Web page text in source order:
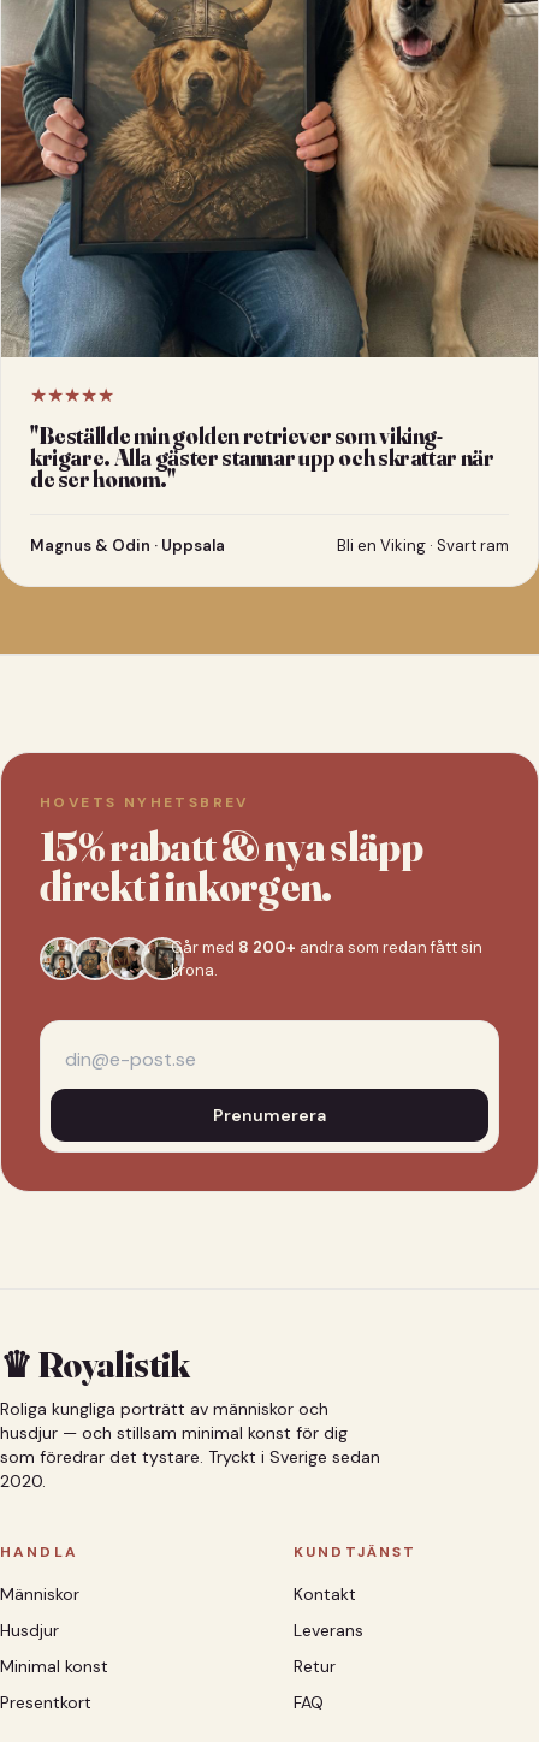
★★★★★
"Beställde min golden retriever som viking-
krigare. Alla gäster stannar upp och skrattar när
de ser honom."
Magnus & Odin · Uppsala Bli en Viking · Svart ram
HOVETS NYHETSBREV
15% rabatt & nya släpp
direkt i inkorgen.
Går med 8 200+ andra som redan fått sin
krona.
Prenumerera
♛ Royalistik
Roliga kungliga porträtt av människor och
husdjur — och stillsam minimal konst för dig
som föredrar det tystare. Tryckt i Sverige sedan
2020.
HANDLA
Människor
Husdjur
Minimal konst
Presentkort
KUNDTJÄNST
Kontakt
Leverans
Retur
FAQ